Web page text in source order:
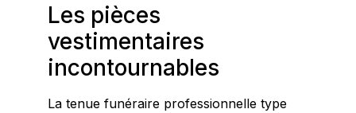
Les pièces
vestimentaires
incontournables
La tenue funéraire professionnelle type